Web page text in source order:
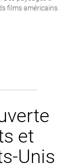
films américains.
et
Unis